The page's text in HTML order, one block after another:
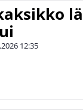
12:35